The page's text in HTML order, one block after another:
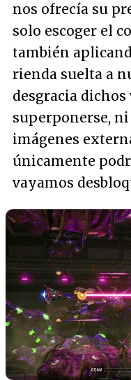
nos ofrecía su
solo escoger el
también
rienda suelta a
desgracia
superponerse,
imágenes
únicamente
vayamos